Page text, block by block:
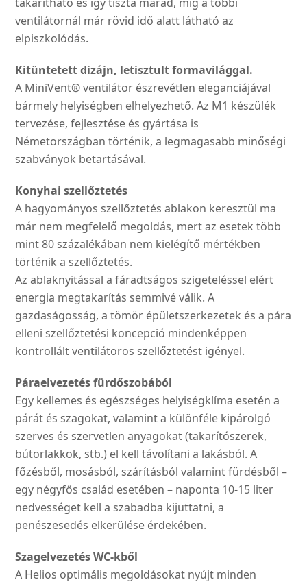
takarítható és így tiszta marad, míg a többi
ventilátornál már rövid idő alatt látható az
elpiszkolódás.
Kitüntetett dizájn, letisztult formavilággal.
A MiniVent® ventilátor észrevétlen eleganciájával
bármely helyiségben elhelyezhető. Az M1 készülék
tervezése, fejlesztése és gyártása is
Németországban történik, a legmagasabb minőségi
szabványok betartásával.
Konyhai szellőztetés
A hagyományos szellőztetés ablakon keresztül ma
már nem megfelelő megoldás, mert az esetek több
mint 80 százalékában nem kielégítő mértékben
történik a szellőztetés.
Az ablaknyitással a fáradtságos szigeteléssel elért
energia megtakarítás semmivé válik. A
gazdaságosság, a tömör épületszerkezetek és a pára
elleni szellőztetési koncepció mindenképpen
kontrollált ventilátoros szellőztetést igényel.
Páraelvezetés fürdőszobából
Egy kellemes és egészséges helyiségklíma esetén a
párát és szagokat, valamint a különféle kipárolgó
szerves és szervetlen anyagokat (takarítószerek,
bútorlakkok, stb.) el kell távolítani a lakásból. A
főzésből, mosásból, szárításból valamint fürdésből –
egy négyfős család esetében – naponta 10-15 liter
nedvességet kell a szabadba kijuttatni, a
penészesedés elkerülése érdekében.
Szagelvezetés WC-kből
A Helios optimális megoldásokat nyújt minden